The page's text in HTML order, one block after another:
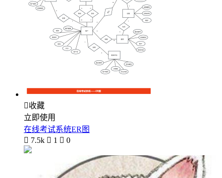
收藏
立即使用
在线考试系统ER图
 7.5k  1  0